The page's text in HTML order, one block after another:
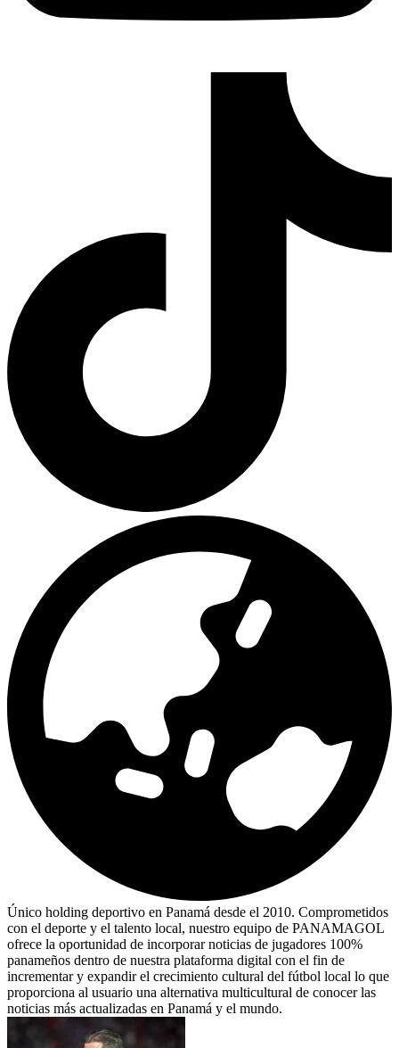
Único holding deportivo en Panamá desde el 2010. Comprometidos
con el deporte y el talento local, nuestro equipo de PANAMAGOL
ofrece la oportunidad de incorporar noticias de jugadores 100%
panameños dentro de nuestra plataforma digital con el fin de
incrementar y expandir el crecimiento cultural del fútbol local lo que
proporciona al usuario una alternativa multicultural de conocer las
noticias más actualizadas en Panamá y el mundo.